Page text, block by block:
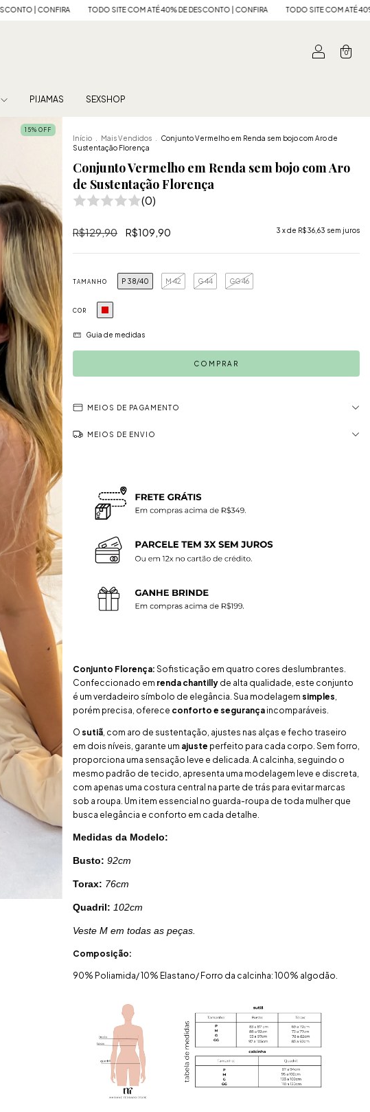
TODO SITE COM ATÉ 40% DE DESCONTO | CONFIRA TODO SITE COM ATÉ 40% DE DESCONTO |
0
PIJAMAS SEXSHOP
15% OFF
Início Mais Vendidos
Conjunto Vermelho em Renda sem bojo com Aro de
Sustentação Florença
Conjunto Vermelho em Renda sem bojo com Aro
de Sustentação Florença
(0)
R$129,90 R$109,90 3 x de R$36,63 sem juros
TAMANHO P 38/40 M 42 G 44 GG 46
COR
Guia de medidas
MEIOS DE PAGAMENTO
MEIOS DE ENVIO
Conjunto Florença: Sofisticação em quatro cores deslumbrantes.
Confeccionado em renda chantilly de alta qualidade, este conjunto
é um verdadeiro símbolo de elegância. Sua modelagem simples
porém precisa, oferece conforto e segurança incomparáveis.
O sutiã , com aro de sustentação, ajustes nas alças e fecho traseiro
em dois níveis, garante um ajuste perfeito para cada corpo. Sem forro,
proporciona uma sensação leve e delicada. A calcinha, seguindo o
mesmo padrão de tecido, apresenta uma modelagem leve e discreta,
com apenas uma costura central na parte de trás para evitar marcas
sob a roupa. Um item essencial no guarda-roupa de toda mulher que
busca elegância e conforto em cada detalhe.
Medidas da Modelo:
Busto: 92cm
Torax: 76cm
Quadril: 102cm
Veste M em todas as peças.
Composição:
90% Poliamida/ 10% Elastano/ Forro da calcinha: 100% algodão.